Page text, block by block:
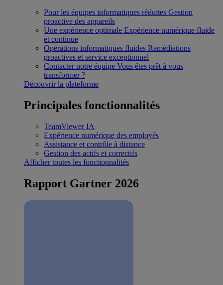
Pour les équipes informatiques réduites Gestion
proactive des appareils
Une expérience optimale Expérience numérique fluide
et continue
Opérations informatiques fluides Remédiations
proactives et service exceptionnel
Contacter notre équipe Vous êtes prêt à vous
transformer ?
Découvrir la plateforme
Principales fonctionnalités
TeamViewer IA
Expérience numérique des employés
Assistance et contrôle à distance
Gestion des actifs et correctifs
Afficher toutes les fonctionnalités
Rapport Gartner 2026